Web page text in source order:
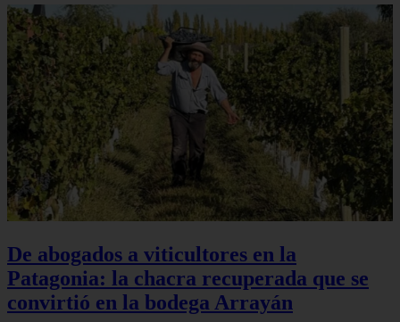
De abogados a viticultores en la
Patagonia: la chacra recuperada que se
convirtió en la bodega Arrayán